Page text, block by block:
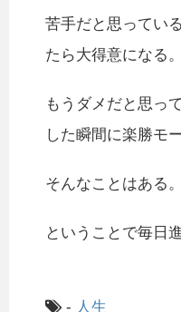
苦手だと思ってい
たら大得意になる。
もうダメだと思っ
した瞬間に楽勝モ
そんなことはある。
ということで毎日
- 人生